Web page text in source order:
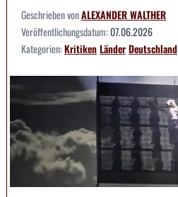
Geschrieben vonALEXANDER WALTHER
Veröffentlichungsdatum:07.06.2026
Kategorien:KritikenLänderDeutschland